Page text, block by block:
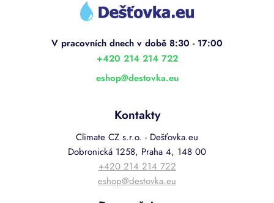
eshop@destovka.eu
+420 214 214 722
Kontakty
Climate CZ s.r.o. - Dešťovka.eu
Dobronická 1258, Praha 4, 148 00
+420 214 214 722
eshop@destovka.eu